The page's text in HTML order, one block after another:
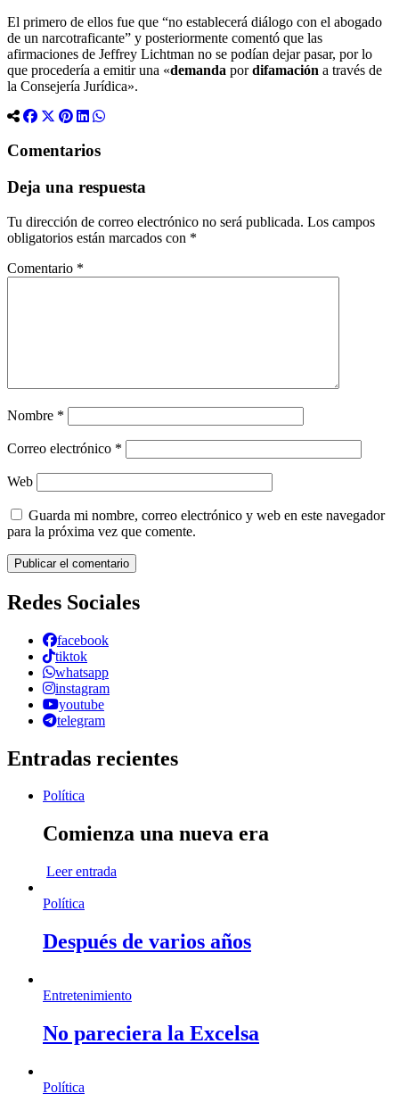
El primero de ellos fue que “no establecerá diálogo con el abogado
de un narcotraficante” y posteriormente comentó que las
afirmaciones de Jeffrey Lichtman no se podían dejar pasar, por lo
que procedería a emitir una «demanda pordifamación a través de
la Consejería Jurídica».
Comentarios
Deja una respuesta
Tu dirección de correo electrónico no será publicada. Los campos
obligatorios están marcados con *
Comentario *
Nombre *
Correo electrónico *
Web
Guarda mi nombre, correo electrónico y web en este navegador
para la próxima vez que comente.
Redes Sociales
facebook
tiktok
whatsapp
instagram
youtube
telegram
Entradas recientes
Política
Comienza una nueva era
Leer entrada
Política
Después de varios años
Entretenimiento
No pareciera la Excelsa
Política